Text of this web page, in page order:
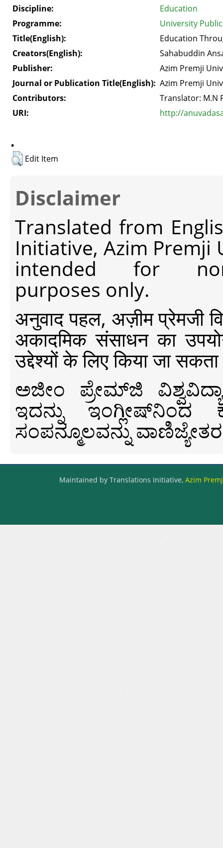
Discipline:
Education
Programme:
University
Title(English):
Education
Creators(English):
Sahabuddin
Publisher:
Azim Premji
Journal or Publication Title(English): Azim Premji
Contributors:
Translator: M.N
URI:
http://
.
Edit Item
Disclaimer
Translated from
Initiative, Azim Premji
intended for non-
purposes only.
अनुवाद पहल, अज़ीम प्रेमजी
अकादमिक संसाधन का
उद्देश्यों के लिए किया जा
ಅಜೀಂ ಪ್ರೇಮ್‍ಜಿ
ಇದನ್ನು ಇಂಗ್ಲೀಷ್‍ನಿಂದ
ಸಂಪನ್ಮೂಲವನ್ನು
Maintained by Translations Initiative, Azim